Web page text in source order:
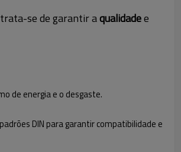
se de garantir aqualidadee
de energia e o desgaste.
DIN para garantir compatibilidade e